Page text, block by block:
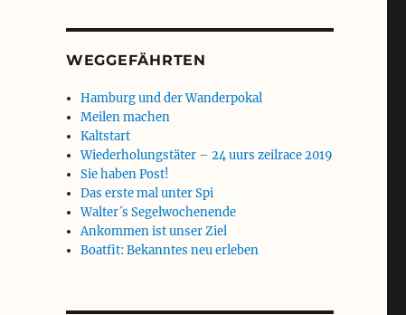
WEGGEFÄHRTEN
Hamburg und der Wanderpokal
Meilen machen
Kaltstart
Wiederholungstäter – 24 uurs zeilrace 2019
Sie haben Post!
Das erste mal unter Spi
Walter´s Segelwochenende
Ankommen ist unser Ziel
Boatfit: Bekanntes neu erleben